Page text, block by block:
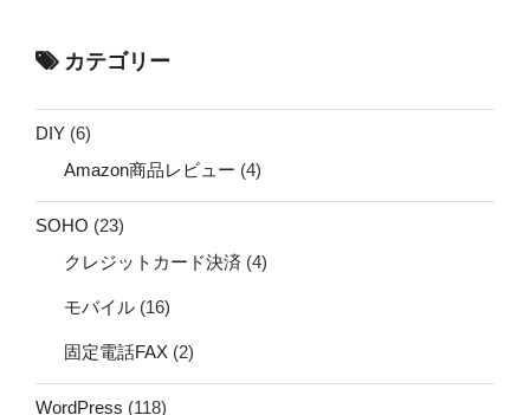
カテゴリー
DIY (6)
Amazon商品レビュー (4)
SOHO (23)
クレジットカード決済 (4)
モバイル (16)
固定電話FAX (2)
WordPress (118)